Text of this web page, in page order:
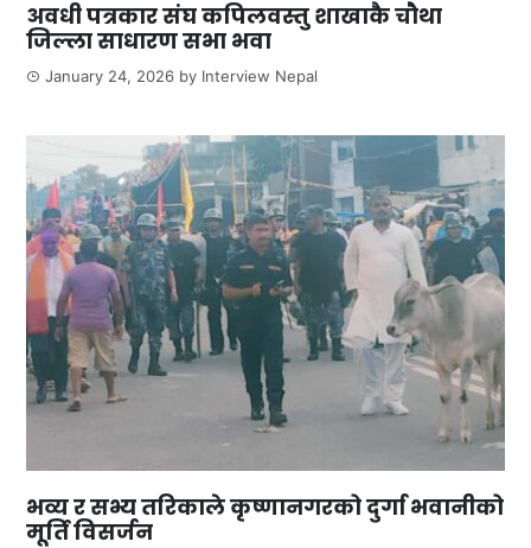
अवधी पत्रकार संघ कपिलवस्तु शाखाकै चौथा
जिल्ला साधारण सभा भवा
January 24, 2026 by Interview Nepal
भव्य र सभ्य तरिकाले कृष्णानगरको दुर्गा भवानीको
मूर्ति विसर्जन